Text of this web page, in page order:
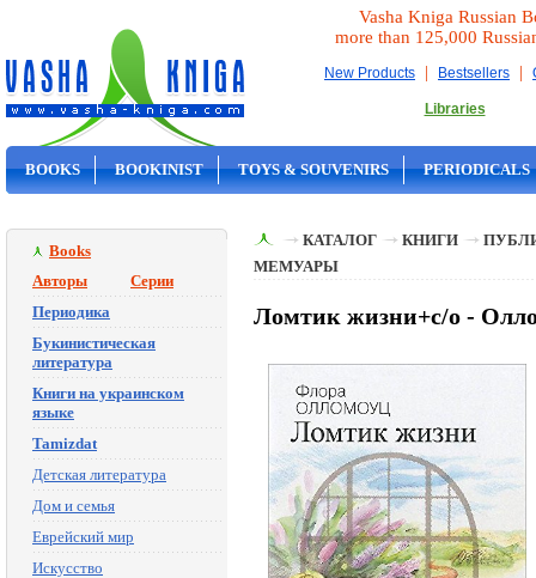
Vasha Kniga Russian
more than 125,000
New Products | Bestsellers |
Libraries
BOOKS BOOKINIST TOYS & SOUVENIRS PERIODICALS
Books
Авторы
Серии
Периодика
Букинистическая
литература
Книги на украинском
языке
Tamizdat
Детская литература
Дом и семья
Еврейский мир
Искусство
КАТАЛОГ КНИГИ
МЕМУАРЫ
Ломтик жизни+с/о -